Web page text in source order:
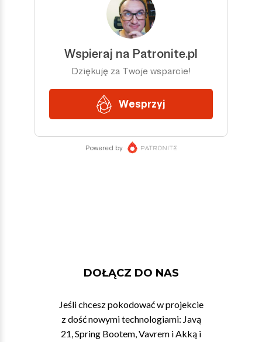
DOŁĄCZ DO NAS
Jeśli chcesz pokodować w projekcie
z dość nowymi technologiami: Javą
21, Spring Bootem, Vavrem i Akką i